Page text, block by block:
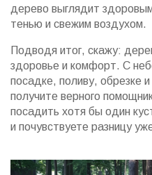
дерево выглядит
тенью и свежим воздухом.
Подводя итог, скажу:
здоровье и комфорт. С
посадке, поливу, обрезке
получите верного
посадить хотя бы один
и почувствуете разницу